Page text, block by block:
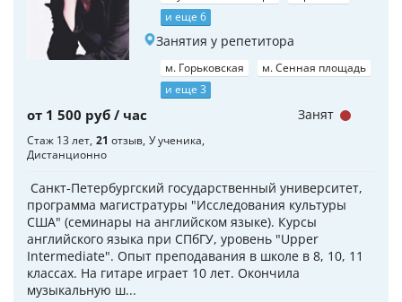
и еще 6
Занятия у репетитора
м. Горьковская
м. Сенная площадь
и еще 3
от 1 500 руб / час
Стаж 13 лет 21 отзыв У ученика
Дистанционно
Санкт-Петербургский государственный университет,
программа магистратуры "Исследования культуры
США" (семинары на английском языке). Курсы
английского языка при СПбГУ, уровень "Upper
Intermediate". Опыт преподавания в школе в 8, 10, 11
классах. На гитаре играет 10 лет. Окончила
музыкальную ш...
Занят